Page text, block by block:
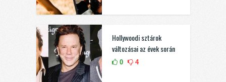
Hollywoodi sztárok
változásai az évek során
0 4